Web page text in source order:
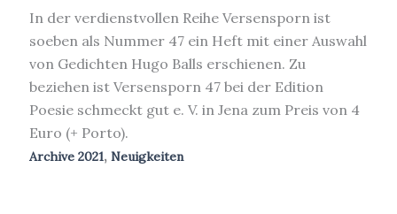
In der verdienstvollen Reihe Versensporn ist
soeben als Nummer 47 ein Heft mit einer Auswahl
von Gedichten Hugo Balls erschienen. Zu
beziehen ist Versensporn 47 bei der Edition
Poesie schmeckt gut e. V. in Jena zum Preis von 4
Euro (+ Porto).
Archive 2021, Neuigkeiten